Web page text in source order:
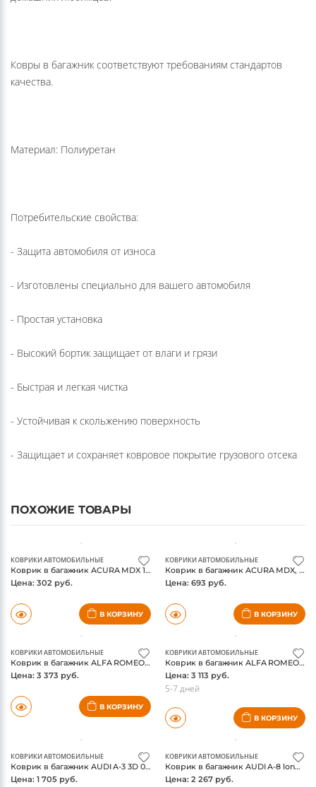
Ковры в багажник соответствуют требованиям стандартов
качества.
Материал: Полиуретан
Потребительские свойства:
- Защита автомобиля от износа
- Изготовлены специально для вашего автомобиля
- Простая установка
- Высокий бортик защищает от влаги и грязи
- Быстрая и легкая чистка
- Устойчивая к скольжению поверхность
- Защищает и сохраняет ковровое покрытие грузового отсека
ПОХОЖИЕ ТОВАРЫ
КОВРИКИ АВТОМОБИЛЬНЫЕ
Коврик в багажник ACURA MDX 10/2006-, кроссовер (полиуретан, бежевый) / Акура МДХ
Цена: 302 руб.
В КОРЗИНУ
КОВРИКИ АВТОМОБИЛЬНЫЕ
Коврик в багажник ACURA MDX, 01/2014-, кроссовер, длин., 1 шт. (полиуретан) / Акура МДХ
Цена: 693 руб.
В КОРЗИНУ
КОВРИКИ АВТОМОБИЛЬНЫЕ
Коврик в багажник ALFA ROMEO 147 3D 12/2000-, хэтчбек (полиуретан) / Альфа Ромео
Цена: 3 373 руб.
В КОРЗИНУ
КОВРИКИ АВТОМОБИЛЬНЫЕ
Коврик в багажник ALFA ROMEO 159 12/2005-, седан (полиуретан) / Альфа Ромео
Цена: 3 113 руб.
5-7 дней
В КОРЗИНУ
КОВРИКИ АВТОМОБИЛЬНЫЕ
Коврик в багажник AUDI A-3 3D 05/2003 - 2012, Sportback. (полиуретан) / Ауди А3
Цена: 1 705 руб.
КОВРИКИ АВТОМОБИЛЬНЫЕ
Коврик в багажник AUDI A-8 long 02/2002-01/2010, седан (полиуретан) / Ауди А8
Цена: 2 267 руб.